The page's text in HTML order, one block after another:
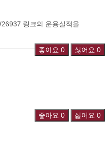
링크의 운용실적을
좋아요 0 싫어요 0
좋아요 0 싫어요 0